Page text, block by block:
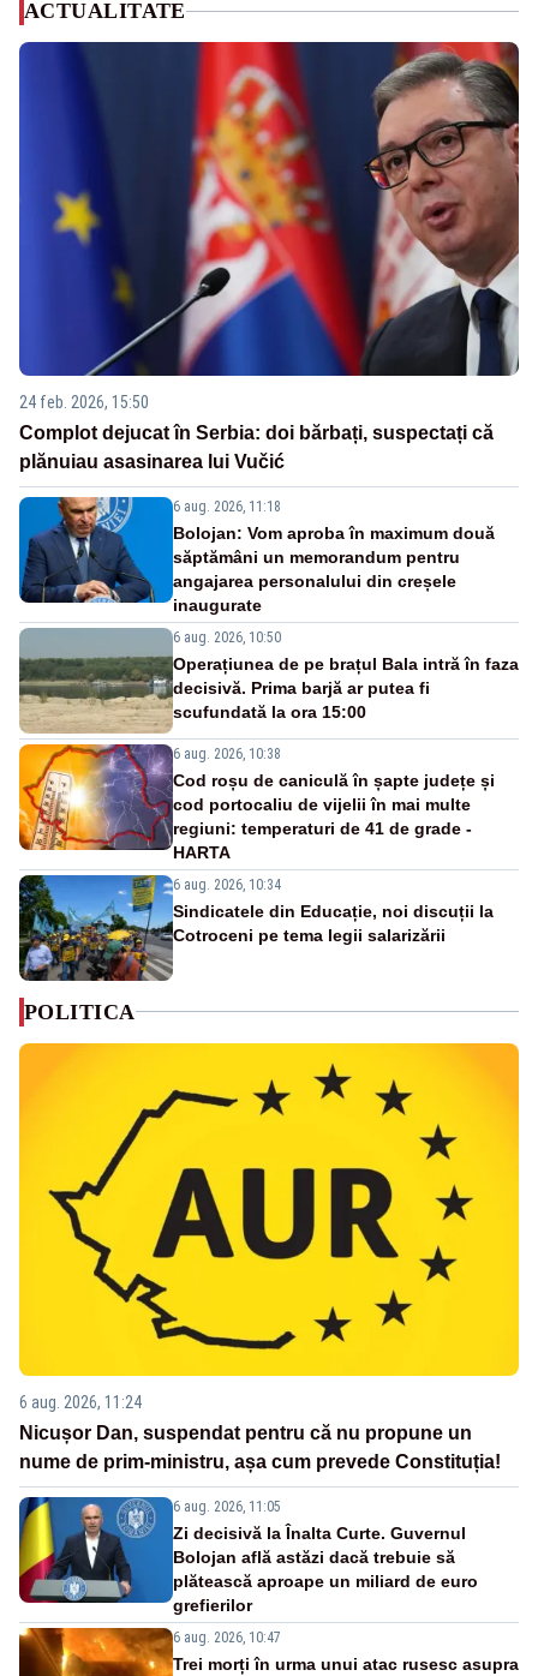
ACTUALITATE
24 feb. 2026, 15:50
Complot dejucat în Serbia: doi bărbați, suspectați că
plănuiau asasinarea lui Vučić
6 aug. 2026, 11:18
Bolojan: Vom aproba în maximum două
săptămâni un memorandum pentru
angajarea personalului din creșele
inaugurate
6 aug. 2026, 10:50
Operațiunea de pe brațul Bala intră în faza
decisivă. Prima barjă ar putea fi
scufundată la ora 15:00
6 aug. 2026, 10:38
Cod roșu de caniculă în șapte județe și
cod portocaliu de vijelii în mai multe
regiuni: temperaturi de 41 de grade -
HARTA
6 aug. 2026, 10:34
Sindicatele din Educație, noi discuții la
Cotroceni pe tema legii salarizării
POLITICA
6 aug. 2026, 11:24
Nicușor Dan, suspendat pentru că nu propune un
nume de prim-ministru, așa cum prevede Constituția!
6 aug. 2026, 11:05
Zi decisivă la Înalta Curte. Guvernul
Bolojan află astăzi dacă trebuie să
plătească aproape un miliard de euro
grefierilor
6 aug. 2026, 10:47
Trei morți în urma unui atac rusesc asupra